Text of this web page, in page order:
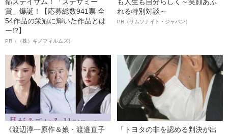
賞」爆誕！【応募総数941票 全
54作品の栄冠に輝いた作品とは
ー!?】
PR（（株）キノフィルムズ）
れる特別対談～
PR（サムソナイト・ジャパン）
《渡辺淳一原作＆娘・渡邉直子
「トヨタの非を認める判決が出